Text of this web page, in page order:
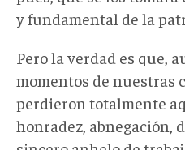
y fundamental de la
Pero la verdad es que,
momentos de nuestras
perdieron totalmente
honradez, abnegación,